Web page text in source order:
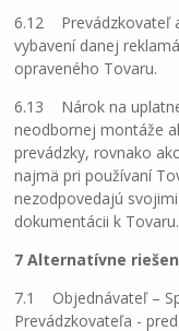
6.12 Prevádzkovateľ
vybavení danej
opraveného Tovaru.
6.13 Nárok na
neodbornej montáže
prevádzky, rovnako
najmä pri používaní
nezodpovedajú
dokumentácii k Tovaru.
7 Alternatívne
7.1 Objednávateľ –
Prevádzkovateľa -